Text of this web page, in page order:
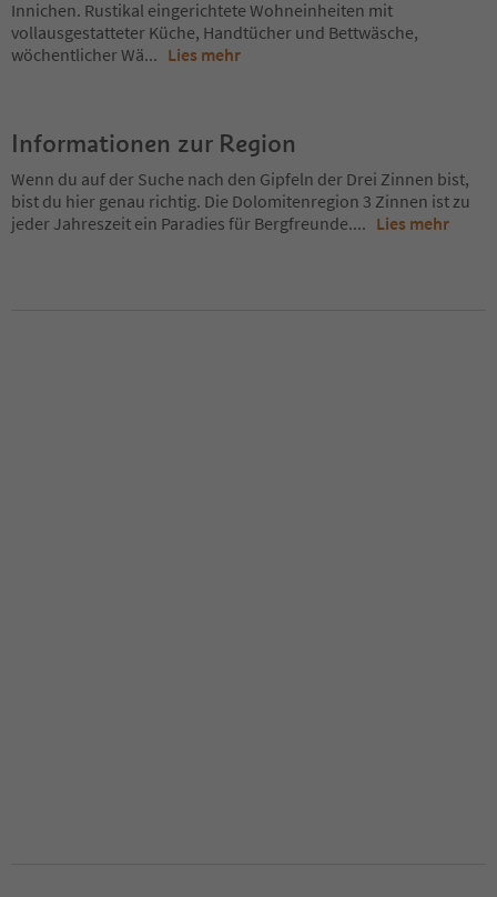
Innichen. Rustikal eingerichtete Wohneinheiten mit
vollausgestatteter Küche, Handtücher und Bettwäsche,
wöchentlicher Wä... Lies mehr
Informationen zur Region
Wenn du auf der Suche nach den Gipfeln der Drei Zinnen bist,
bist du hier genau richtig. Die Dolomitenregion 3 Zinnen ist zu
jeder Jahreszeit ein Paradies für Bergfreunde.... Lies mehr